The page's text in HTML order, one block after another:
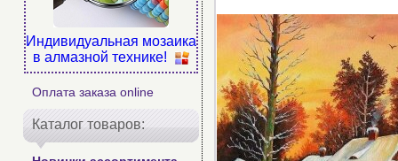
Индивидуальная мозаика
в алмазной технике!
Оплата заказа online
Каталог товаров: